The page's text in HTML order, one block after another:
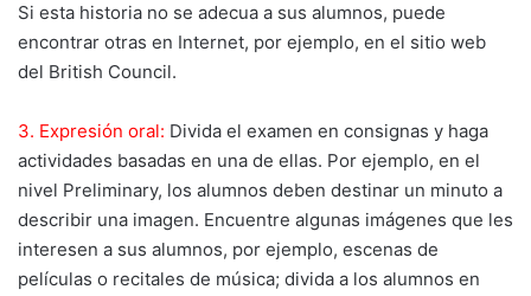
Si esta historia no se adecua a sus alumnos, puede
encontrar otras en Internet, por ejemplo, en el sitio web
del British Council.
3. Expresión oral: Divida el examen en consignas y haga
actividades basadas en una de ellas. Por ejemplo, en el
nivel Preliminary, los alumnos deben destinar un minuto a
describir una imagen. Encuentre algunas imágenes que les
interesen a sus alumnos, por ejemplo, escenas de
películas o recitales de música; divida a los alumnos en